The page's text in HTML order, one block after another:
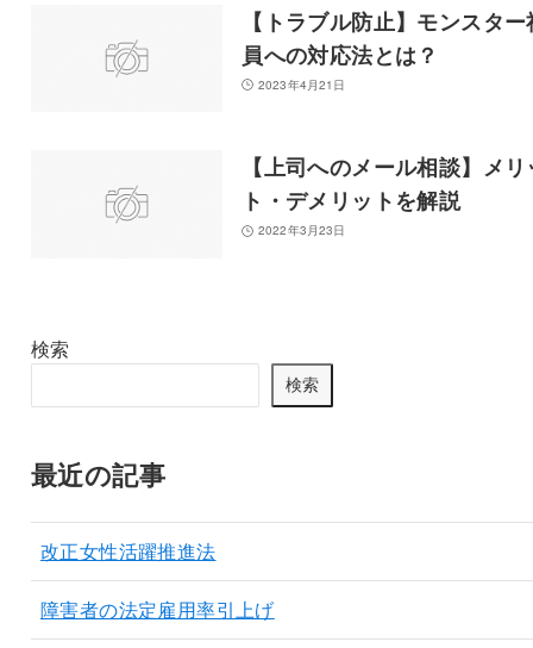
【トラブル防止】モンスター
員への対応法とは？
2023年4月21日
【上司へのメール相談】メリ
ト・デメリットを解説
2022年3月23日
検索
検索
最近の記事
改正女性活躍推進法
障害者の法定雇用率引上げ